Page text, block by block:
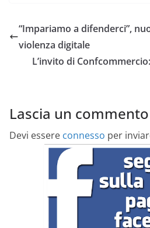
“Impariamo a difenderci”,
violenza digitale
L’invito di
Lascia un commento
Devi essere connesso per